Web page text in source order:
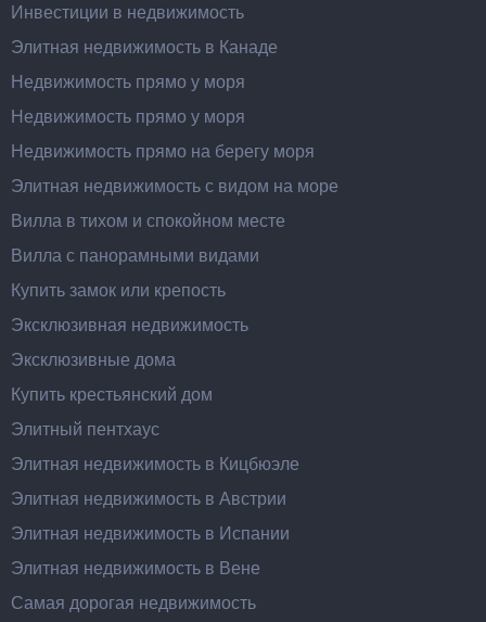
Инвестиции в недвижимость
Элитная недвижимость в Канаде
Недвижимость прямо у моря
Недвижимость прямо у моря
Недвижимость прямо на берегу моря
Элитная недвижимость с видом на море
Вилла в тихом и спокойном месте
Вилла с панорамными видами
Купить замок или крепость
Эксклюзивная недвижимость
Эксклюзивные дома
Купить крестьянский дом
Элитный пентхаус
Элитная недвижимость в Кицбюэле
Элитная недвижимость в Австрии
Элитная недвижимость в Испании
Элитная недвижимость в Вене
Самая дорогая недвижимость